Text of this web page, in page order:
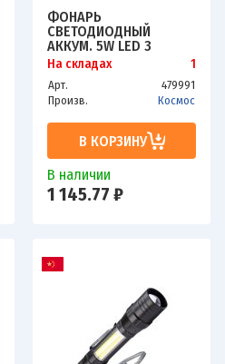
ФОНАРЬ
СВЕТОДИОДНЫЙ
АККУМ. 5W LED 3
РЕЖИМА БОК. ПАНЕЛЬ
10ВТ ЗАРЯДНОЕ
УСТРОЙСТВО 220/12В
КОСМОС KOCAC
На складах 1
Арт.
479991
Произв.
Космос
В КОРЗИНУ
В наличии
1 145.77 ₽